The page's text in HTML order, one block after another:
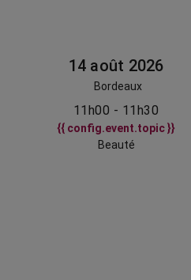
14 août 2026
Bordeaux
11h00 - 11h30
{{ config.event.topic }}
Beauté